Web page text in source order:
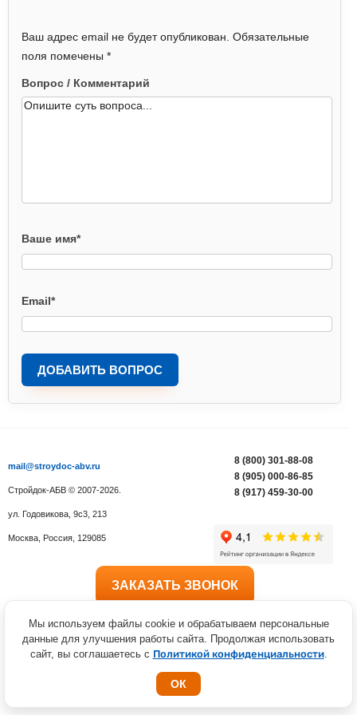
Петров А.В.
Представитель лица, осуществляющего строительство,
по вопросам строительного контроля (специалист по
Ваш адрес email не будет опубликован. Обязательные
поля помечены *
Вопрос / Комментарий
Ваше имя*
Email*
ДОБАВИТЬ ВОПРОС
mail@stroydoc-abv.ru
Стройдок-АБВ © 2007-2026.
ул. Годовикова, 9с3, 213
Москва Россия 129085
ЗАКАЗАТЬ ЗВОНОК
ПОЛУЧИТЬ КОНСУЛЬТАЦИЮ
8 (800) 301-88-08
8 (905) 000-86-85
8 (917) 459-30-00
Статьи|Карта сайта
Политика конфиденциальности
Мы используем файлы cookie и обрабатываем персональные
данные для улучшения работы сайта. Продолжая использовать
сайт, вы соглашаетесь с Политикой конфиденциальности.
ОК